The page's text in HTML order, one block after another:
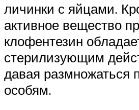
личинки с яйцами.
активное вещество
клофентезин
стерилизующим
давая размножаться
особям.